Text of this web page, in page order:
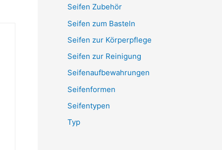
Seifen Zubehör
Seifen zum Basteln
Seifen zur Körperpflege
Seifen zur Reinigung
Seifenaufbewahrungen
Seifenformen
Seifentypen
Typ